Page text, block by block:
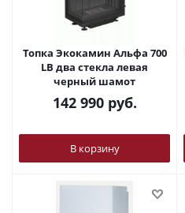
Топка Экокамин Альфа 700
LB два стекла левая
черный шамот
142 990руб.
В корзину